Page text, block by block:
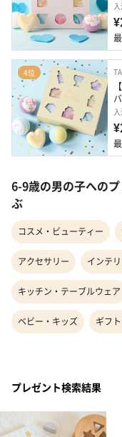
4位
6-9歳の男の子への
ぶ
コスメ・ビューティー
アクセサリー インテ
キッチン・テーブルウェア
ベビー・キッズ ギフ
プレゼント検索結果